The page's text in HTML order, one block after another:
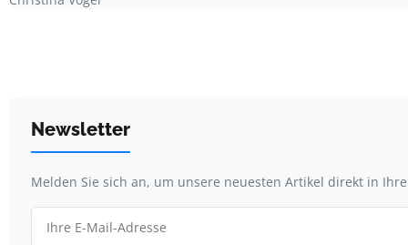
Newsletter
Melden Sie sich an, um unsere neuesten Artikel direkt in